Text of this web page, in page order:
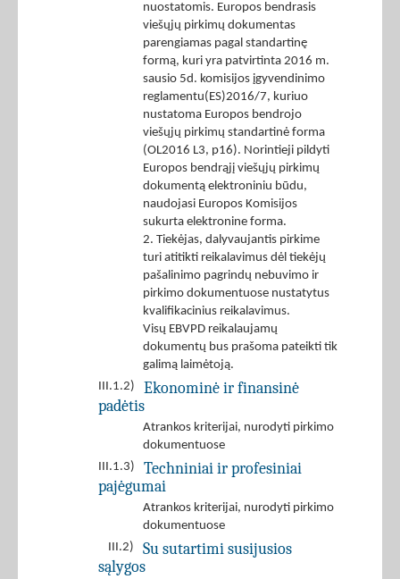
nuostatomis. Europos bendrasis
viešųjų pirkimų dokumentas
parengiamas pagal standartinę
formą, kuri yra patvirtinta 2016 m.
sausio 5d. komisijos įgyvendinimo
reglamentu(ES)2016/7, kuriuo
nustatoma Europos bendrojo
viešųjų pirkimų standartinė forma
(OL2016 L3, p16). Norintieji pildyti
Europos bendrąjį viešųjų pirkimų
dokumentą elektroniniu būdu,
naudojasi Europos Komisijos
sukurta elektronine forma.
2. Tiekėjas, dalyvaujantis pirkime
turi atitikti reikalavimus dėl tiekėjų
pašalinimo pagrindų nebuvimo ir
pirkimo dokumentuose nustatytus
kvalifikacinius reikalavimus.
Visų EBVPD reikalaujamų
dokumentų bus prašoma pateikti tik
galimą laimėtoją.
III.1.2)
Ekonominė ir finansinė
padėtis
Atrankos kriterijai, nurodyti pirkimo
dokumentuose
III.1.3)
Techniniai ir profesiniai
pajėgumai
Atrankos kriterijai, nurodyti pirkimo
dokumentuose
III.2)
Su sutartimi susijusios
sąlygos